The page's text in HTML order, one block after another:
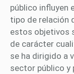
público influyen
tipo de relación
estos objetivos
de carácter
se ha dirigido a
sector público y